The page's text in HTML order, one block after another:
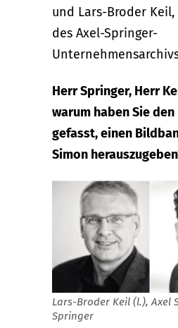
und Lars-Broder
des Axel-Springer-
Herr Springer, Herr
warum haben Sie
gefasst, einen
Simon
Lars-Broder Keil (l.), Axel
Springer